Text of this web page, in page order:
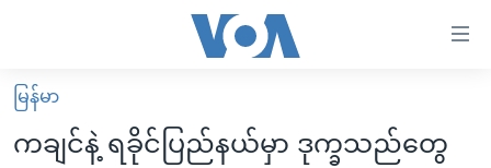
လွယ်ကူ
စေ
မူလစာမျက်နှာ
မြန်မာ
မြန်မာ
ကချင်နဲ့ ရခိုင်ပြည်နယ်မှာ ဒုက္ခသည်တွေ